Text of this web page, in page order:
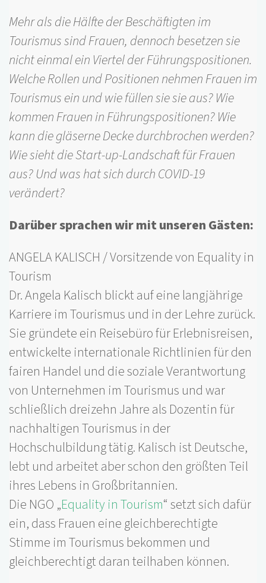
Mehr als die Hälfte der Beschäftigten im
Tourismus sind Frauen, dennoch besetzen sie
nicht einmal ein Viertel der Führungspositionen.
Welche Rollen und Positionen nehmen Frauen im
Tourismus ein und wie füllen sie sie aus? Wie
kommen Frauen in Führungspositionen? Wie
kann die gläserne Decke durchbrochen werden?
Wie sieht die Start-up-Landschaft für Frauen
aus? Und was hat sich durch COVID-19
verändert?
Darüber sprachen wir mit unseren Gästen:
ANGELA KALISCH / Vorsitzende von Equality in
Tourism
Dr. Angela Kalisch blickt auf eine langjährige
Karriere im Tourismus und in der Lehre zurück.
Sie gründete ein Reisebüro für Erlebnisreisen,
entwickelte internationale Richtlinien für den
fairen Handel und die soziale Verantwortung
von Unternehmen im Tourismus und war
schließlich dreizehn Jahre als Dozentin für
nachhaltigen Tourismus in der
Hochschulbildung tätig. Kalisch ist Deutsche,
lebt und arbeitet aber schon den größten Teil
ihres Lebens in Großbritannien.
Die NGO „Equality in Tourism“ setzt sich dafür
ein, dass Frauen eine gleichberechtigte
Stimme im Tourismus bekommen und
gleichberechtigt daran teilhaben können.